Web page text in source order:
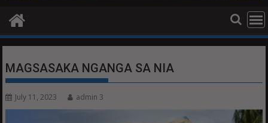
MAGSASAKA NGANGA SA NIA
July 11, 2023 admin 3